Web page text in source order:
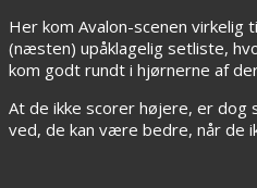
Her kom Avalon-scenen
(næsten) upåklagelig setliste,
kom godt rundt i hjørnerne af
At de ikke scorer højere, er
ved, de kan være bedre, når de